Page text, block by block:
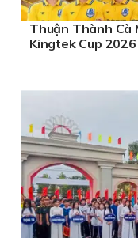
Thuận Thành Cà
Kingtek Cup 2026